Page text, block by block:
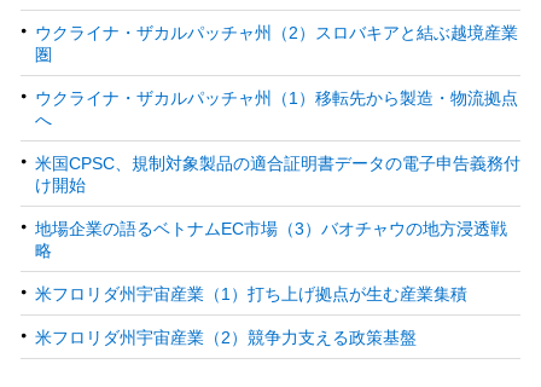
ウクライナ・ザカルパッチャ州（2）スロバキアと結ぶ越境産業
圏
ウクライナ・ザカルパッチャ州（1）移転先から製造・物流拠点
へ
米国CPSC、規制対象製品の適合証明書データの電子申告義務付
け開始
地場企業の語るベトナムEC市場（3）バオチャウの地方浸透戦
略
米フロリダ州宇宙産業（1）打ち上げ拠点が生む産業集積
米フロリダ州宇宙産業（2）競争力支える政策基盤